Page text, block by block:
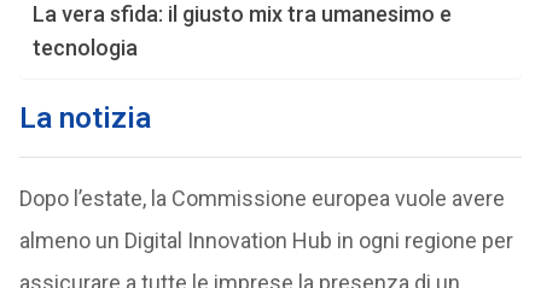
La vera sfida: il giusto mix tra umanesimo e
tecnologia
La notizia
Dopo l’estate, la Commissione europea vuole avere
almeno un Digital Innovation Hub in ogni regione per
assicurare a tutte le imprese la presenza di un